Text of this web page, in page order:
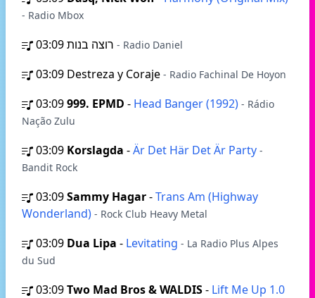
- Radio Mbox
03:09 - Radio Daniel
03:09 Destreza y Coraje - Radio Fachinal De Hoyon
03:09999. EPMD - Head Banger (1992) - Rádio
Nação Zulu
03:09 Korslagda -Är Det Här Det Är Party -
Bandit Rock
03:09Sammy Hagar-Trans Am (Highway
Wonderland) - Rock Club Heavy Metal
03:09 Dua Lipa - Levitating - La Radio Plus Alpes
du Sud
03:09Two Mad Bros & WALDIS- Lift Me Up 1.0